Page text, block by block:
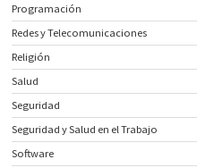
Programación
Redes y Telecomunicaciones
Religión
Salud
Seguridad
Seguridad y Salud en el Trabajo
Software